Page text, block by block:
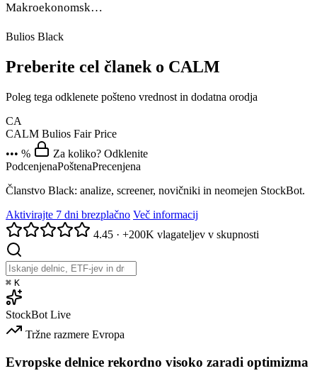
Makroekonomsk…
Bulios Black
Preberite cel članek o CALM
Poleg tega odklenete pošteno vrednost in dodatna orodja
CA
CALM Bulios Fair Price
••• %
Za koliko? Odklenite
PodcenjenaPoštenaPrecenjena
Članstvo Black: analize, screener, novičniki in neomejen StockBot.
Aktivirajte 7 dni brezplačno Več informacij
4.45 · +200K vlagateljev v skupnosti
⌘ K
StockBot Live
Tržne razmere Evropa
Evropske delnice rekordno visoko zaradi optimizma